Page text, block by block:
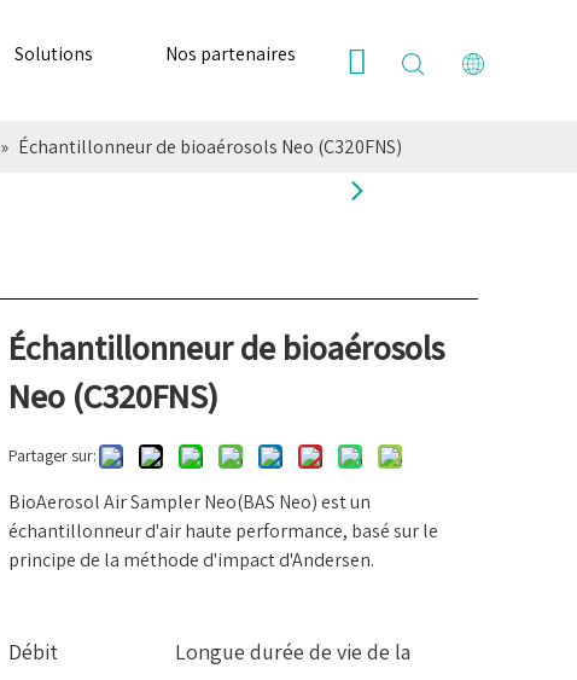
Solutions Nos partenaires Ressources
» Échantillonneur de bioaérosols Neo (C320FNS)
Échantillonneur de bioaérosols
Neo (C320FNS)
Partager sur:
BioAerosol Air Sampler Neo(BAS Neo) est un
échantillonneur d'air haute performance, basé sur le
principe de la méthode d'impact d'Andersen.
Débit
Longue durée de vie de la